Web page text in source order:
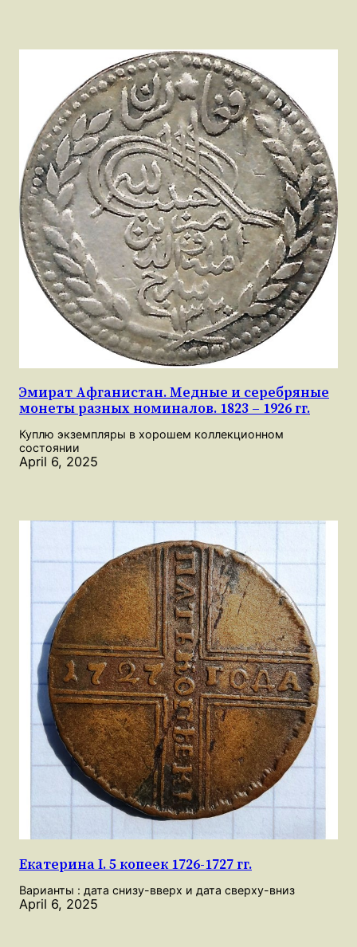
Эмират Афганистан. Медные и серебряные
монеты разных номиналов. 1823 – 1926 гг.
Куплю экземпляры в хорошем коллекционном
состоянии
April 6, 2025
Екатерина I. 5 копеек 1726-1727 гг.
Варианты : дата снизу-вверх и дата сверху-вниз
April 6, 2025